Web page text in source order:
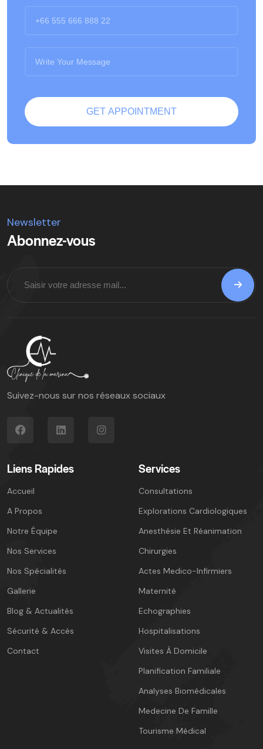
Newsletter
Abonnez-vous
Suivez-nous sur nos réseaux sociaux
Liens Rapides
Accueil
A Propos
Notre Équipe
Nos Services
Nos Spécialités
Gallerie
Blog & Actualités
Sécurité & Accès
Contact
Services
Consultations
Explorations Cardiologiques
Anesthésie Et Réanimation
Chirurgies
Actes Medico-Infirmiers
Maternité
Echographies
Hospitalisations
Visites À Domicile
Planification Familiale
Analyses Biomédicales
Medecine De Famille
Tourisme Médical